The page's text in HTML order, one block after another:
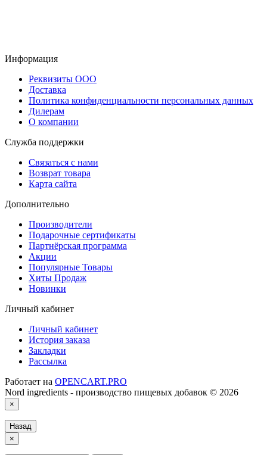
Информация
Реквизиты ООО
Доставка
Политика конфиденциальности персональных данных
Дилерам
О компании
Служба поддержки
Связаться с нами
Возврат товара
Карта сайта
Дополнительно
Производители
Подарочные сертификаты
Партнёрская программа
Акции
Популярные Товары
Хиты Продаж
Новинки
Личный кабинет
Личный кабинет
История заказа
Закладки
Рассылка
Работает на OPENCART.PRO
Nord ingredients - производство пищевых добавок © 2026
×
Назад
×